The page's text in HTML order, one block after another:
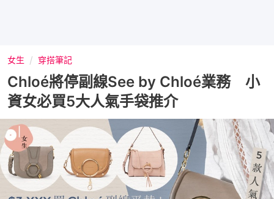
女生 穿搭筆記
Chloé將停副線See by Chloé業務 小
資女必買5大人氣手袋推介